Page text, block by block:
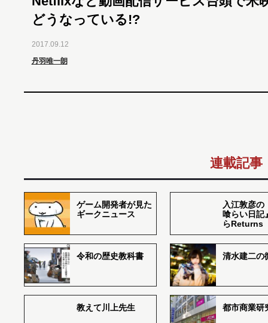
どうなっている!?
2017.09.12
丹羽唯一朗
連載記事
ゲーム開発者が見た
ギークニュース
入江敦彦の
喰らい日記
らReturns
令和の歴史教科書 清水建二の
教えて川上先生 都市商業研